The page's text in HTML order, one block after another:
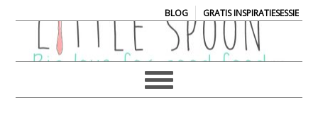
BLOG| GRATIS INSPIRATIESESSIE